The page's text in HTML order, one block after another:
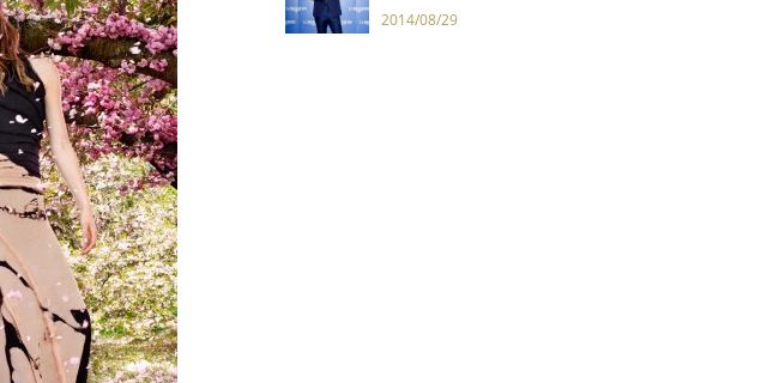
2014/08/29